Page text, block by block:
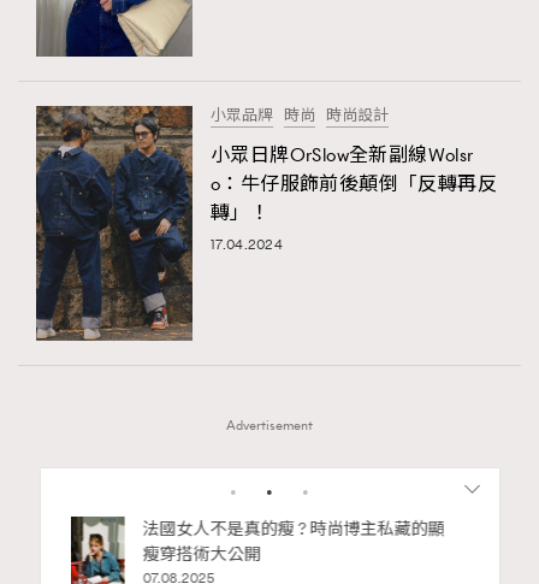
小眾品牌 時尚 時尚設計
小眾日牌OrSlow全新副線Wolsr
o：牛仔服飾前後顛倒「反轉再反
轉」！
17.04.2024
Advertisement
2 3 4 5 6 7
別再用酒精消毒皮革！6個清潔手袋小技
巧，讓你更愛惜你的手袋
02.06.2025